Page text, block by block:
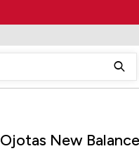
Ojotas New